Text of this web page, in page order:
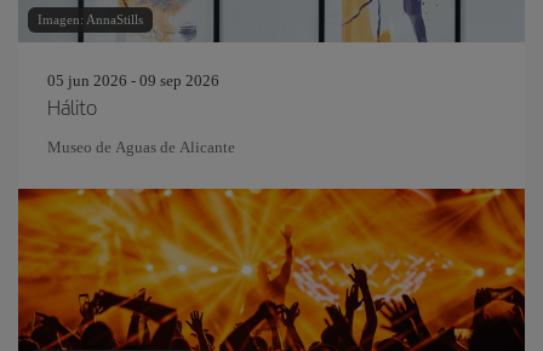
Imagen: AnnaStills
05 jun 2026 - 09 sep 2026
Hálito
Museo de Aguas de Alicante